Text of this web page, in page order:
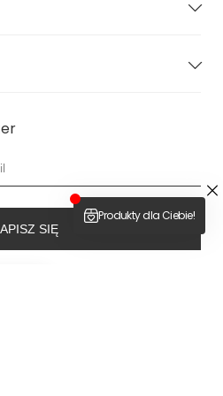
6% elastan (dzianina rządkowa o
komfortowego fasonu i
stabilne podparcie i pełne
wydaniu.
SIĘ